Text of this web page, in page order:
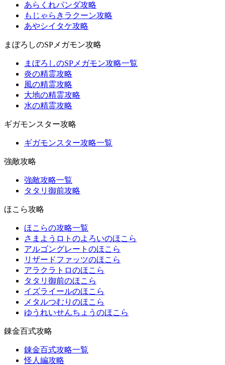
あらくれパンダ攻略
もじゃらきラクーン攻略
あやシイタケ攻略
まぼろしのSPメガモン攻略
まぼろしのSPメガモン攻略一覧
炎の精霊攻略
風の精霊攻略
大地の精霊攻略
水の精霊攻略
ギガモンスター攻略
ギガモンスター攻略一覧
強敵攻略
強敵攻略一覧
タタリ御前攻略
ほこら攻略
ほこらの攻略一覧
さまようロトのよろいのほこら
アルゴングレートのほこら
リザードファッツのほこら
アラクラトロのほこら
タタリ御前のほこら
イズライールのほこら
メタルつむりのほこら
ゆうれいせんちょうのほこら
錬金百式攻略
錬金百式攻略一覧
怪人編攻略